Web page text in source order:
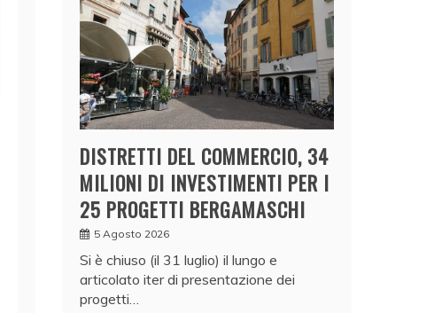
DISTRETTI DEL COMMERCIO, 34
MILIONI DI INVESTIMENTI PER I
25 PROGETTI BERGAMASCHI
5 Agosto 2026
Si è chiuso (il 31 luglio) il lungo e
articolato iter di presentazione dei
progetti…